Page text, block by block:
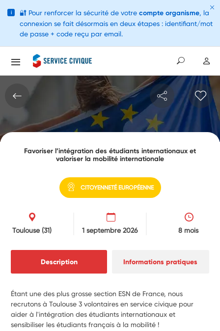
Favoriser l’intégration des étudiants internationaux et
valoriser la mobilité internationale
CITOYENNETÉ EUROPÉENNE
Toulouse(31) 1 septembre 2026 8 mois
Description Informations pratiques
Étant une des plus grosse section ESN de France, nous
recrutons à Toulouse 3 volontaires en service civique pour
aider à l'intégration des étudiants internationaux et
sensibiliser les étudiants français à la mobilité !
i 🔐 Pour renforcer la sécurité de votre compte organisme, la
connexion se fait désormais en deux étapes : identifiant/mot
de passe + code reçu par email.